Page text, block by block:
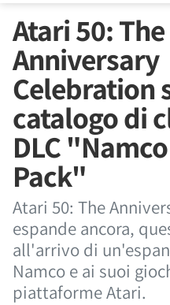
Atari 50: The
Anniversary
Celebration
catalogo di
DLC
Pack"
Atari 50: The
espande ancora,
all'arrivo di
Namco e ai suoi
piattaforme Atari.